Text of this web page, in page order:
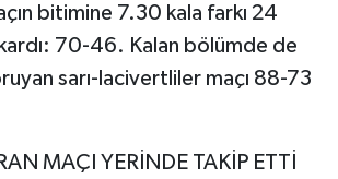
bitimine 7.30 kala farkı 24
70-46. Kalan bölümde de
sarı-lacivertliler maçı 88-73
MAÇI YERİNDE TAKİP ETTİ